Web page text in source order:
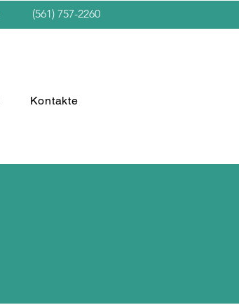
(561) 757-2260
Kontakte